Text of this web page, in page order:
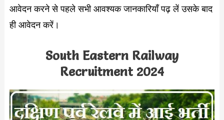
आवेदन करने से पहले सभी आवश्यक जानकारियाँ पढ़ लें उसके बाद
ही आवेदन करें।
South Eastern Railway
Recruitment 2024